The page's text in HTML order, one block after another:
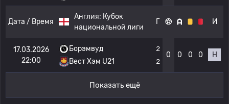
Дата / Время
Англия: Кубок
национальной лиги
Г И
17.03.2026
22:00
Борэмвуд
Вест Хэм U21
2
2
0 0 0 0 Н
Показать ещё